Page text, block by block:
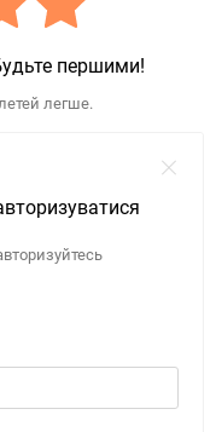
першими!
легше.